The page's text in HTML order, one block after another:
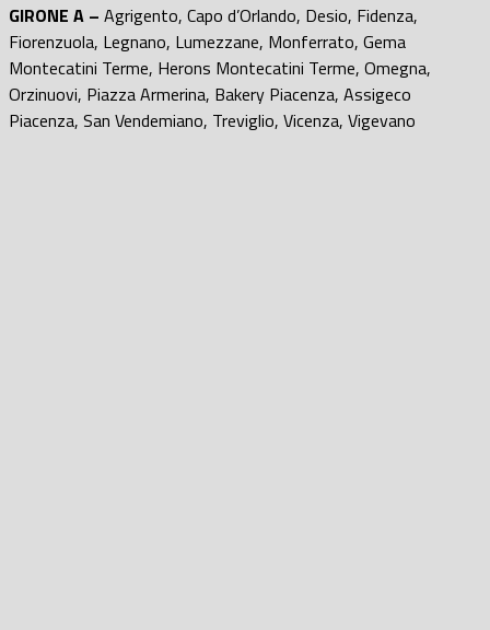
GIRONE A – Agrigento, Capo d’Orlando, Desio, Fidenza,
Fiorenzuola, Legnano, Lumezzane, Monferrato, Gema
Montecatini Terme, Herons Montecatini Terme, Omegna,
Orzinuovi, Piazza Armerina, Bakery Piacenza, Assigeco
Piacenza, San Vendemiano, Treviglio, Vicenza, Vigevano